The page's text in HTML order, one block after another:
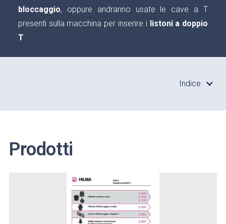
bloccaggio, oppure andranno usate le cave a T
presenti sulla macchina per inserire i listoni a doppio
T.
Indice
Prodotti